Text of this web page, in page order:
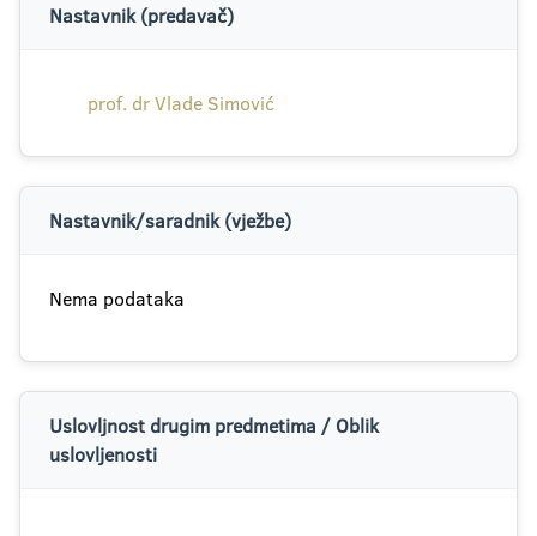
Nastavnik (predavač)
prof. dr Vlade Simović
Nastavnik/saradnik (vježbe)
Nema podataka
Uslovljnost drugim predmetima / Oblik
uslovljenosti